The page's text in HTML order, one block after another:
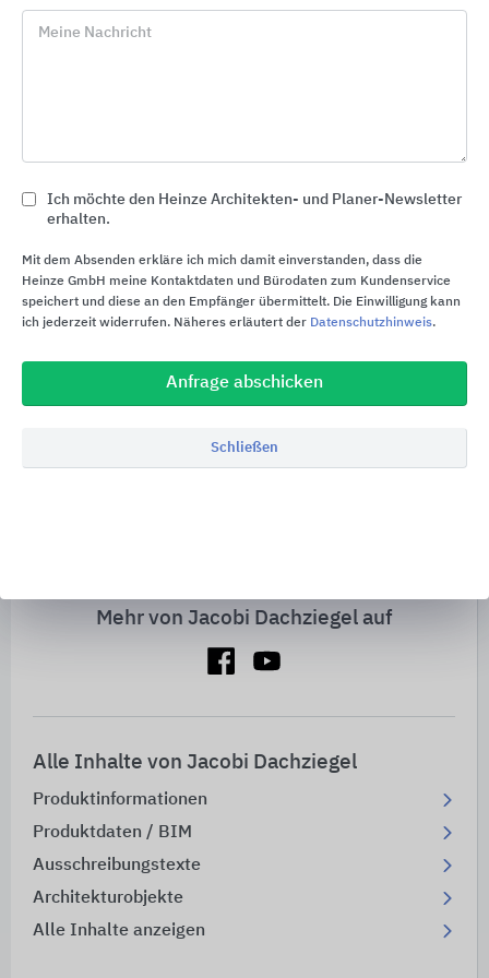
www.dachziegel.de
Kostenloser Infoservice
Mehr von Jacobi Dachziegel auf
Alle Inhalte von Jacobi Dachziegel
Produktinformationen
Produktdaten / BIM
Ausschreibungstexte
Architekturobjekte
Alle Inhalte anzeigen
Meine Nachricht
Ich möchte den Heinze Architekten- und Planer-Newsletter
erhalten.
Mit dem Absenden erkläre ich mich damit einverstanden, dass die
Heinze GmbH meine Kontaktdaten und Bürodaten zum Kundenservice
speichert und diese an den Empfänger übermittelt. Die Einwilligung kann
ich jederzeit widerrufen. Näheres erläutert der Datenschutzhinweis.
Anfrage abschicken
Schließen